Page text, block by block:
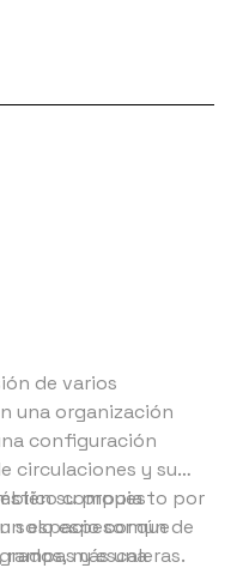
de varios
una organización
configuración
circulaciones y su
su propia
solo espesor que
y escaleras.
compuesto por
espacio común de
más una